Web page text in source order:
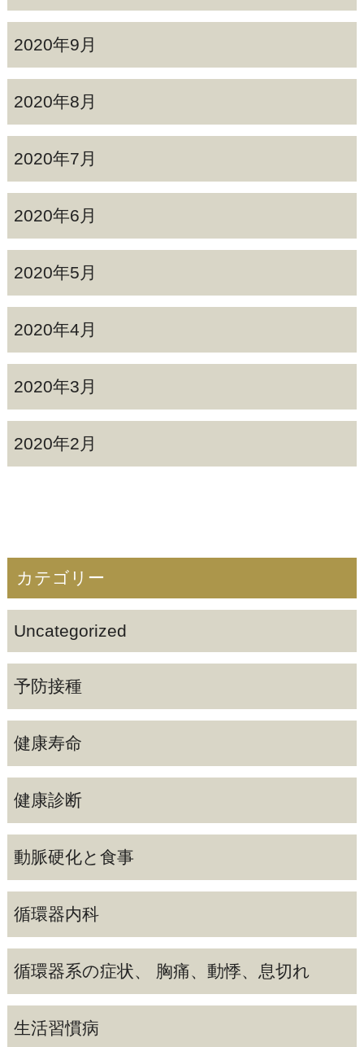
2020年9月
2020年8月
2020年7月
2020年6月
2020年5月
2020年4月
2020年3月
2020年2月
カテゴリー
Uncategorized
予防接種
健康寿命
健康診断
動脈硬化と食事
循環器内科
循環器系の症状、 胸痛、動悸、息切れ
生活習慣病